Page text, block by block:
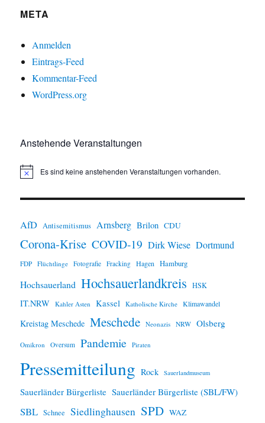
META
Anmelden
Eintrags-Feed
Kommentar-Feed
WordPress.org
Anstehende Veranstaltungen
H
Es sind keine anstehenden Veranstaltungen vorhanden.
AfD Antisemitismus Arnsberg Brilon CDU
Corona-Krise COVID-19 Dirk Wiese Dortmund
FDP Flüchtlinge Fotografie Fracking Hagen Hamburg
Hochsauerland Hochsauerlandkreis HSK
IT.NRW Kahler Asten Kassel Katholische Kirche Klimawandel
Kreistag Meschede Meschede Neonazis NRW Olsberg
Omikron Oversum Pandemie Piraten
Pressemitteilung Rock Sauerlandmuseum
Sauerländer Bürgerliste Sauerländer Bürgerliste (SBL/FW)
SBL Schnee Siedlinghausen SPD WAZ